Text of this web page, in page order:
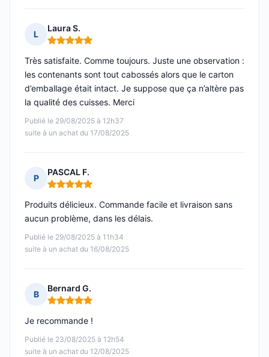
L
Laura S.
Note : 5 sur 5
Publié le 29/08/2025 à 12h37
suite à un achat du 17/08/2025
Très satisfaite. Comme toujours. Juste une observation :
les contenants sont tout cabossés alors que le carton
d’emballage était intact. Je suppose que ça n’altère pas
la qualité des cuisses. Merci
P
PASCAL F.
Note : 5 sur 5
Publié le 29/08/2025 à 11h34
suite à un achat du 16/08/2025
Produits délicieux. Commande facile et livraison sans
aucun problème, dans les délais.
B
Bernard G.
Note : 5 sur 5
Publié le 23/08/2025 à 12h54
suite à un achat du 12/08/2025
Je recommande !